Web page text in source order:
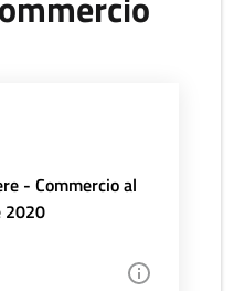
- Commercio al
2020